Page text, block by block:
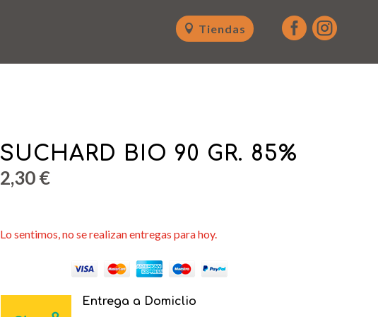
Tiendas  
SUCHARD BIO 90 GR. 85%
2,30€
Lo sentimos, no se realizan entregas para hoy.
Entrega a Domiclio